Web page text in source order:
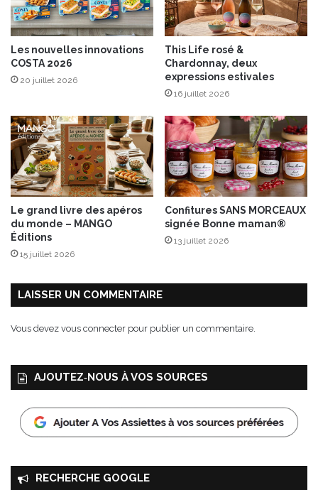
d
e
b
o
r
d
t
P
h
l
p
p
e
a
d
Les nouvelles innovations
COSTA 2026
20 juillet 2026
This Life rosé &
Chardonnay, deux
expressions estivales
16 juillet 2026
Le grand livre des apéros
du monde – MANGO
Éditions
15 juillet 2026
Confitures SANS MORCEAUX
signée Bonne maman®
13 juillet 2026
LAISSER UN COMMENTAIRE
Vous devez vous connecter pour publier un commentaire.
AJOUTEZ‑NOUS À VOS SOURCES
RECHERCHE GOOGLE